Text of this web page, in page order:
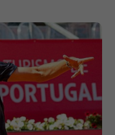
anderem eine
ID, für die
Ihrer
falls der
dies eingestellt